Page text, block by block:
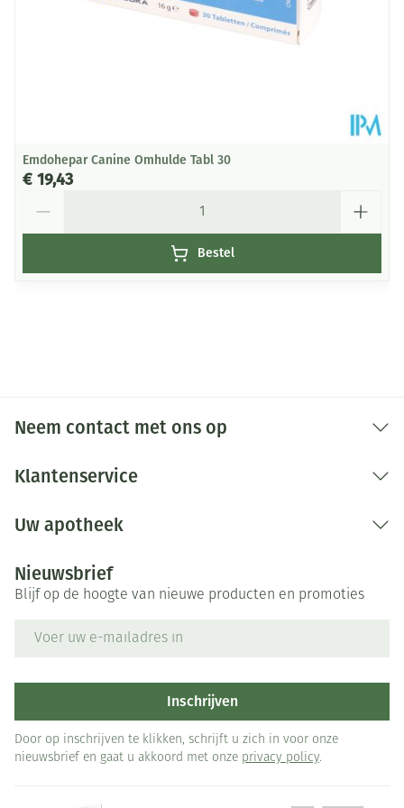
Emdohepar Canine Omhulde Tabl 30
€ 19,43
Bestel
Neem contact met ons op
Klantenservice
Uw apotheek
Nieuwsbrief
Blijf op de hoogte van nieuwe producten en promoties
Inschrijven
Door op inschrijven te klikken, schrijft u zich in voor onze
nieuwsbrief en gaat u akkoord met onze privacy policy.